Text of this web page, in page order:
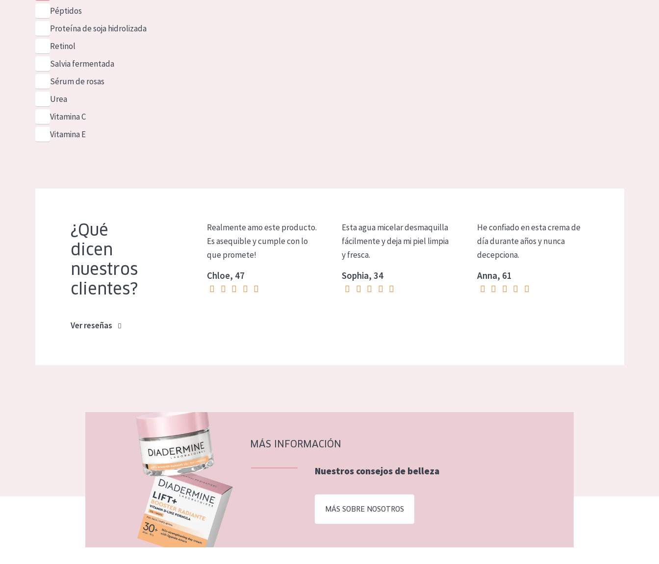
Péptidos
Proteína de soja hidrolizada
Retinol
Salvia fermentada
Sérum de rosas
Urea
Vitamina C
Vitamina E
¿Qué
dicen
nuestros
clientes?
Ver reseñas
Realmente amo este producto.
Es asequible y cumple con lo
que promete!
Chloe, 47
Esta agua micelar desmaquilla
fácilmente y deja mi piel limpia
y fresca.
Sophia, 34
He confiado en esta crema de
día durante años y nunca
decepciona.
Anna, 61
MÁS INFORMACIÓN
Nuestros consejos de belleza
MÁS SOBRE NOSOTROS